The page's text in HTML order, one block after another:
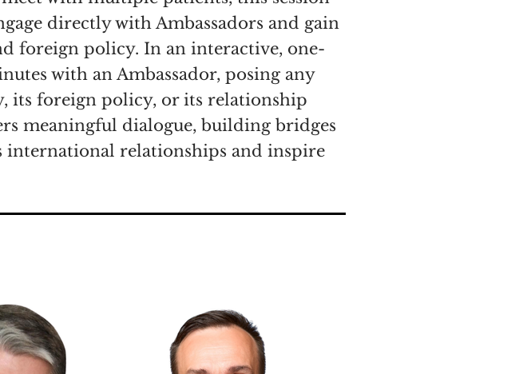
directly with Ambassadors and gain
foreign policy. In an interactive, one-
with an Ambassador, posing any
its foreign policy, or its relationship
meaningful dialogue, building bridges
international relationships and inspire
sesi ini memberi kesempatan unik bagi para
dan mendapatkan wawasan langsung tentang
pertanyaan apa pun terkait negara Duta
dengan Indonesia. Sesi ini mendorong dialog
memperkuat hubungan internasional Indonesia